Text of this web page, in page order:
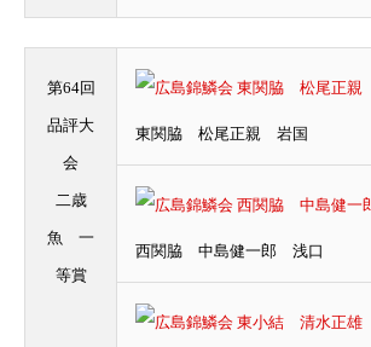
第64回
品評大
会
二歳
魚 一
等賞
東関脇 松尾正親 岩国
西関脇 中島健一郎 浅口